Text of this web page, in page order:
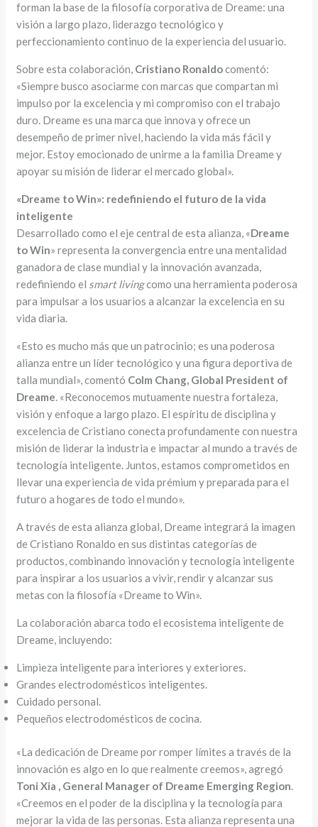
forman la base de la filosofía corporativa de Dreame: una
visión a largo plazo, liderazgo tecnológico y
perfeccionamiento continuo de la experiencia del usuario.
Sobre esta colaboración, Cristiano Ronaldocomentó:
«Siempre busco asociarme con marcas que compartan mi
impulso por la excelencia y mi compromiso con el trabajo
duro. Dreame es una marca que innova y ofrece un
desempeño de primer nivel, haciendo la vida más fácil y
mejor. Estoy emocionado de unirme a la familia Dreame y
apoyar su misión de liderar el mercado global».
«Dreame to Win»: redefiniendo el futuro de la vida
inteligente
Desarrollado como el eje central de esta alianza, «Dreame
to Win» representa la convergencia entre una mentalidad
ganadora de clase mundial y la innovación avanzada,
redefiniendo el smart livingcomo una herramienta poderosa
para impulsar a los usuarios a alcanzar la excelencia en su
vida diaria.
«Esto es mucho más que un patrocinio; es una poderosa
alianza entre un líder tecnológico y una figura deportiva de
talla mundial», comentó Colm Chang, Global President of
Dreame. «Reconocemos mutuamente nuestra fortaleza,
visión y enfoque a largo plazo. El espíritu de disciplina y
excelencia de Cristiano conecta profundamente con nuestra
misión de liderar la industria e impactar al mundo a través de
tecnología inteligente. Juntos, estamos comprometidos en
llevar una experiencia de vida prémium y preparada para el
futuro a hogares de todo el mundo».
A través de esta alianza global, Dreame integrará la imagen
de Cristiano Ronaldo en sus distintas categorías de
productos, combinando innovación y tecnología inteligente
para inspirar a los usuarios a vivir, rendir y alcanzar sus
metas con la filosofía «Dreame to Win».
La colaboración abarca todo el ecosistema inteligente de
Dreame, incluyendo:
Limpieza inteligente para interiores y exteriores.
Grandes electrodomésticos inteligentes.
Cuidado personal.
Pequeños electrodomésticos de cocina.
«La dedicación de Dreame por romper límites a través de la
innovación es algo en lo que realmente creemos», agregó
Toni Xia , General Manager of Dreame Emerging Region.
«Creemos en el poder de la disciplina y la tecnología para
mejorar la vida de las personas. Esta alianza representa una